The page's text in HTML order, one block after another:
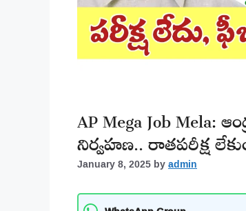
AP Mega Job Mela:
నిర్వహణ.. రాతపరీక్ష
January 8, 2025byadmin